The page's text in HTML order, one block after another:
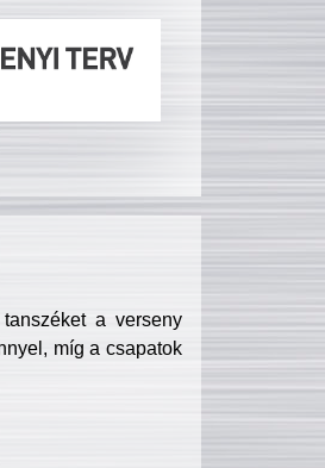
a verseny
míg a csapatok